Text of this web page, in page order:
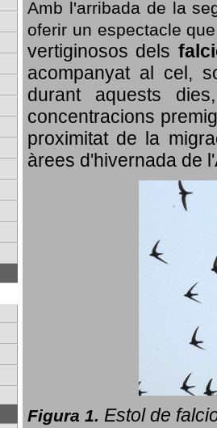
Amb l'arribada de la
oferir un espectacle
vertiginosos dels
acompanyat al cel,
durant aquests
concentracions
proximitat de la
àrees d'hivernada de
Figura 1. Estol de